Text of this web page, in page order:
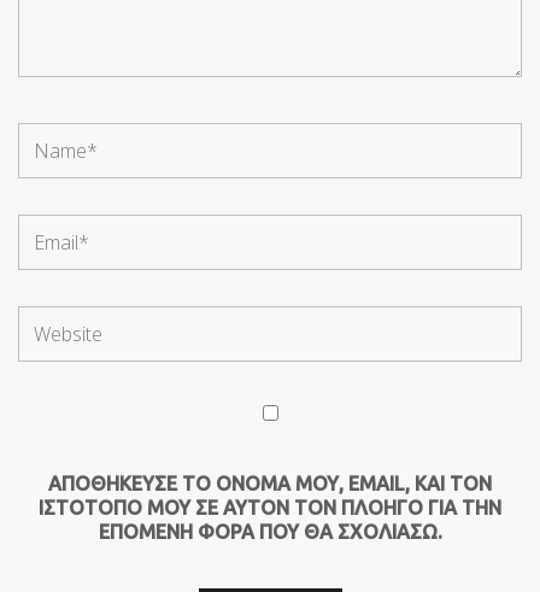
ΑΠΟΘΉΚΕΥΣΕ ΤΟ ΌΝΟΜΆ ΜΟΥ, EMAIL, ΚΑΙ ΤΟΝ
ΙΣΤΌΤΟΠΟ ΜΟΥ ΣΕ ΑΥΤΌΝ ΤΟΝ ΠΛΟΗΓΌ ΓΙΑ ΤΗΝ
ΕΠΌΜΕΝΗ ΦΟΡΆ ΠΟΥ ΘΑ ΣΧΟΛΙΆΣΩ.